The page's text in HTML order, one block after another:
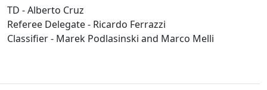
TD - Alberto Cruz
Referee Delegate - Ricardo Ferrazzi
Classifier - Marek Podlasinski and Marco Melli